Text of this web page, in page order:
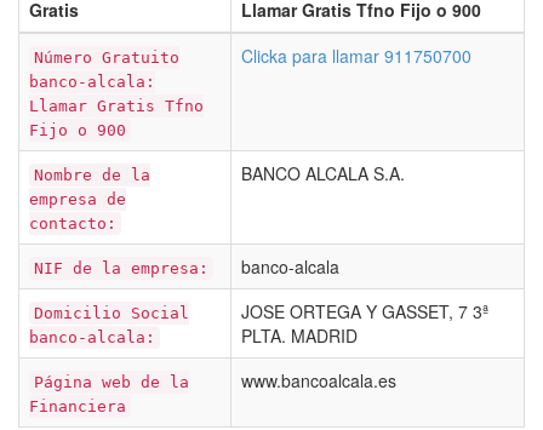
Gratis Llamar Gratis Tfno Fijo o 900
Número Gratuito
banco-alcala:
Llamar Gratis Tfno
Fijo o 900
Clicka para llamar 911750700
Nombre de la
empresa de
contacto:
BANCO ALCALA S.A.
NIF de la empresa: banco-alcala
Domicilio Social
banco-alcala:
JOSE ORTEGA Y GASSET, 7 3ª
PLTA. MADRID
Página web de la
Financiera
www.bancoalcala.es